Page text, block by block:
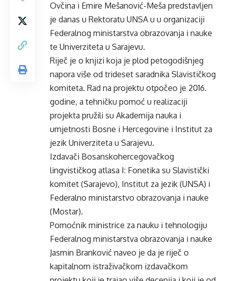
Ovčina i Emire Mešanović-Meša predstavljen
je danas u Rektoratu UNSA u u organizaciji
Federalnog ministarstva obrazovanja i nauke
te Univerziteta u Sarajevu.
Riječ je o knjizi koja je plod petogodišnjeg
napora više od trideset saradnika Slavističkog
komiteta. Rad na projektu otpočeo je 2016.
godine, a tehničku pomoć u realizaciji
projekta pružili su Akademija nauka i
umjetnosti Bosne i Hercegovine i Institut za
jezik Univerziteta u Sarajevu.
Izdavači Bosanskohercegovačkog
lingvističkog atlasa I: Fonetika su Slavistički
komitet (Sarajevo), Institut za jezik (UNSA) i
Federalno ministarstvo obrazovanja i nauke
(Mostar).
Pomoćnik ministrice za nauku i tehnologiju
Federalnog ministarstva obrazovanja i nauke
Jasmin Branković naveo je da je riječ o
kapitalnom istraživačkom izdavačkom